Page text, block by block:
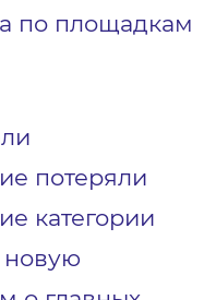
по площадкам
потеряли
категории
новую